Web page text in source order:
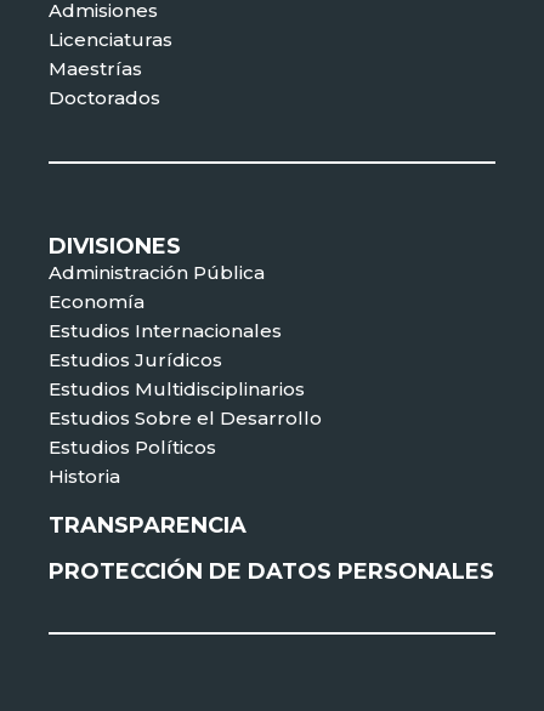
Admisiones
Licenciaturas
Maestrías
Doctorados
DIVISIONES
Administración Pública
Economía
Estudios Internacionales
Estudios Jurídicos
Estudios Multidisciplinarios
Estudios Sobre el Desarrollo
Estudios Políticos
Historia
TRANSPARENCIA
PROTECCIÓN DE DATOS PERSONALES